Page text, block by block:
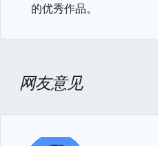
的优秀作品。
网友意见